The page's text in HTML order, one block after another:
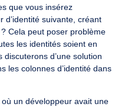
que vous insérez
d’identité suivante, créant
Cela peut poser problème
les identités soient en
d’une solution
les colonnes d’identité dans
un développeur avait une